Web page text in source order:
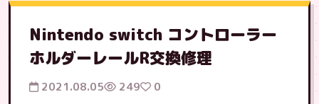
Nintendo switch コントローラー
ホルダーレールR交換修理
2021.08.05 249 0